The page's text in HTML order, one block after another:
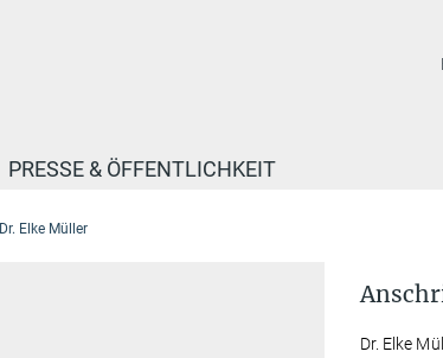
PRESSE & ÖFFENTLICHKEIT
Dr. Elke Müller
Dr. Elke